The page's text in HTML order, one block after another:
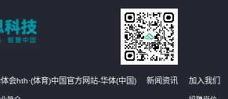
会hth·(体育)中国官方网站-华体(中国) 新闻资讯 加入我们